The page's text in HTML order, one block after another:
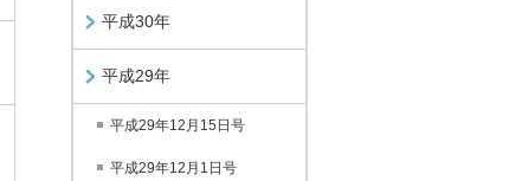
平成30年
平成29年
平成29年12月15日号
平成29年12月1日号